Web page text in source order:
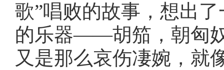
歌”唱败的故事，想出
的乐器——胡笳，朝匈
又是那么哀伤凄婉，就